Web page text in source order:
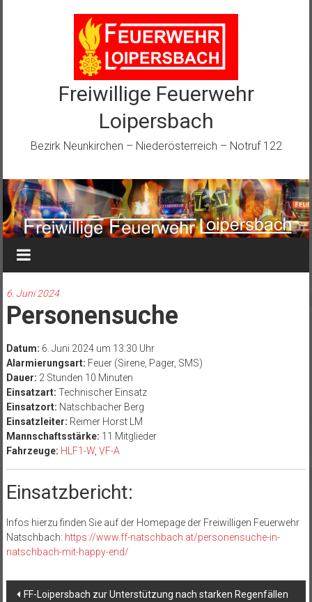
Freiwillige Feuerwehr
Loipersbach
Bezirk Neunkirchen – Niederösterreich – Notruf 122
6. Juni 2024
Personensuche
Datum: 6. Juni 2024 um 13:30 Uhr
Alarmierungsart: Feuer (Sirene, Pager, SMS)
Dauer: 2 Stunden 10 Minuten
Einsatzart: Technischer Einsatz
Einsatzort: Natschbacher Berg
Einsatzleiter: Reimer Horst LM
Mannschaftsstärke: 11 Mitglieder
Fahrzeuge: HLF1-W, VF-A
Einsatzbericht:
Infos hierzu finden Sie auf der Homepage der Freiwilligen Feuerwehr
Natschbach: https://www.ff-natschbach.at/personensuche-in-
natschbach-mit-happy-end/
Beitragsnavigation
FF-Loipersbach zur Unterstützung nach starken Regenfällen